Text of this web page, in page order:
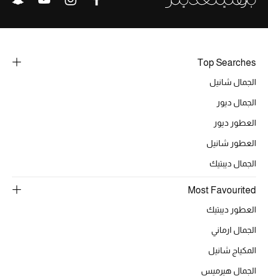
عرض جميع المنتجات
ما وصلنا حديثاً
ركن أناقة المنتجعات
تشكيلة المناسبات للنساء
الحب للمحلي
الملابس الرياضية النسائية
Top Searches
الجمال شانيل
الجمال ديور
العطور ديور
العطور شانيل
الجمال ديبتيك
Most Favourited
العطور ديبتيك
الجمال ارماني
المكياج شانيل
الجمال هيرميس